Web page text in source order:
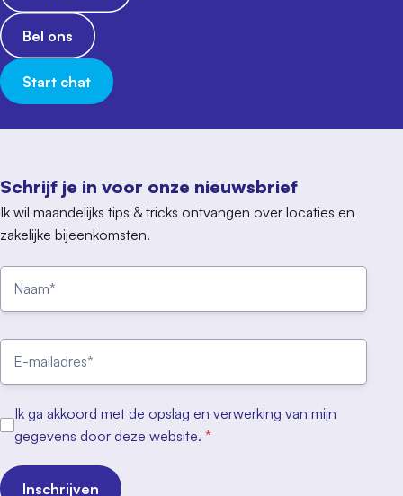
Schrijf je in voor onze nieuwsbrief
Ik wil maandelijks tips & tricks ontvangen over locaties en
zakelijke bijeenkomsten.
Ik ga akkoord met de opslag en verwerking van mijn
gegevens door deze website. *
Inschrijven
Bel ons
Start chat